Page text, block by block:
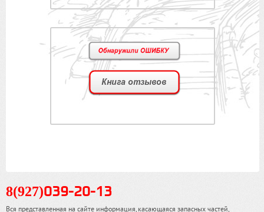
8(927)039-20-13
Вся представленная на сайте информация, касающаяся запасных частей,